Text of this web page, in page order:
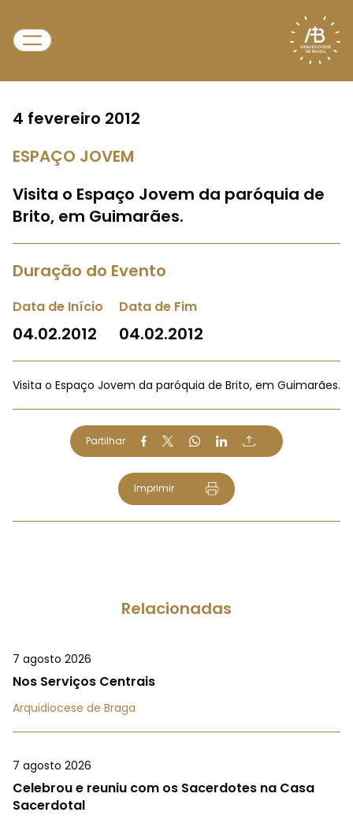
4 fevereiro 2012
ESPAÇO JOVEM
Visita o Espaço Jovem da paróquia de
Brito, em Guimarães.
Duração do Evento
Data de Início
04.02.2012
Data de Fim
04.02.2012
Visita o Espaço Jovem da paróquia de Brito, em Guimarães.
Partilhar
Imprimir
Relacionadas
7 agosto 2026
Nos Serviços Centrais
Arquidiocese de Braga
7 agosto 2026
Celebrou e reuniu com os Sacerdotes na Casa
Sacerdotal